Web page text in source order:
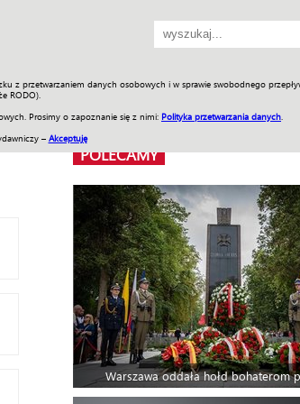
z przetwarzaniem danych osobowych i w sprawie swobodnego
RODO).
Prosimy o zapoznanie się z nimi: Polityka przetwarzania danych
– Akceptuję
ENGLISH SKLEP Jednodniówki Praca w WIW
POLECAMY
Warszawa oddała hołd bohaterom